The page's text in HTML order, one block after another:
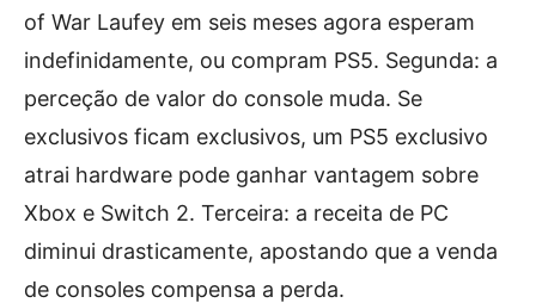
of War Laufey em seis meses agora esperam
indefinidamente, ou compram PS5. Segunda: a
perceção de valor do console muda. Se
exclusivos ficam exclusivos, um PS5 exclusivo
atrai hardware pode ganhar vantagem sobre
Xbox e Switch 2. Terceira: a receita de PC
diminui drasticamente, apostando que a venda
de consoles compensa a perda.